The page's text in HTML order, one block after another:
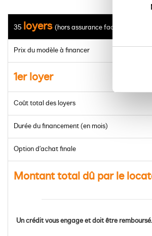
35 loyers(hors assurance facultative)
Prix du modèle à financer
1er loyer
Coût total des loyers
Durée du financement (en mois)
Option d’achat finale
Montant total dû par le
Un crédit vous engage et doit être